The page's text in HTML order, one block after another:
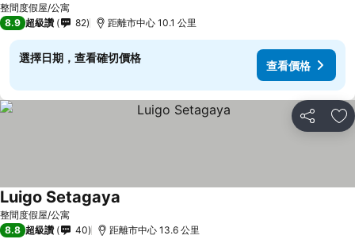
整間度假屋/公寓
8.9 超級讚 82 距離市中心 10.1 公里
選擇日期，查看確切價格
查看價格
分享 加
整間度假屋/公寓
Luigo Setagaya
8.8 超級讚 40 距離市中心 13.6 公里